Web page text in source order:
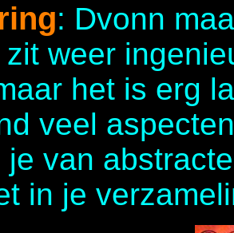
: Dvonn
weer
het is erg
veel
je van
in je